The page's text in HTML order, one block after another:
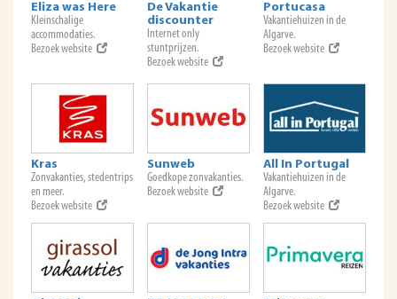
Eliza was Here
Kleinschalige
accommodaties.
Bezoek website
De Vakantie
discounter
Internet only
stuntprijzen.
Bezoek website
Portucasa
Vakantiehuizen in de
Algarve.
Bezoek website
Kras
Zonvakanties, stedentrips
en meer.
Bezoek website
Sunweb
Goedkope zonvakanties.
Bezoek website
All In Portugal
Vakantiehuizen in de
Algarve.
Bezoek website